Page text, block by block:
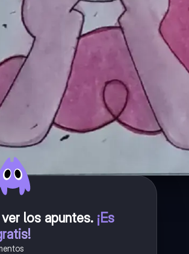
los apuntes. ¡Es